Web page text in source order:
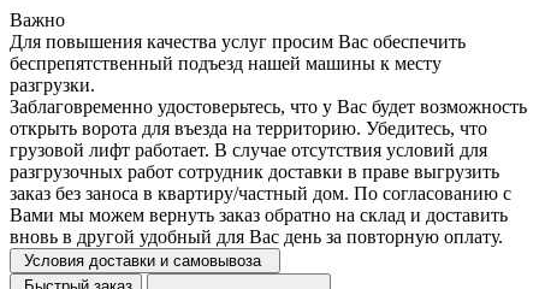
Важно
Для повышения качества услуг просим Вас обеспечить
беспрепятственный подъезд нашей машины к месту
разгрузки.
Заблаговременно удостоверьтесь, что у Вас будет возможность
открыть ворота для въезда на территорию. Убедитесь, что
грузовой лифт работает. В случае отсутствия условий для
разгрузочных работ сотрудник доставки в праве выгрузить
заказ без заноса в квартиру/частный дом. По согласованию с
Вами мы можем вернуть заказ обратно на склад и доставить
вновь в другой удобный для Вас день за повторную оплату.
Условия доставки и самовывоза